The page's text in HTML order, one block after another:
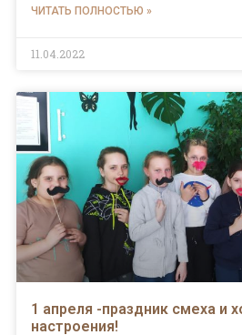
ЧИТАТЬ ПОЛНОСТЬЮ »
11.04.2022
1 апреля -праздник смеха и
настроения!